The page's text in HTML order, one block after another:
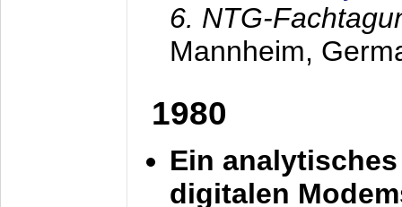
6. NTG-
Mannheim,
1980
Ein
digitalen